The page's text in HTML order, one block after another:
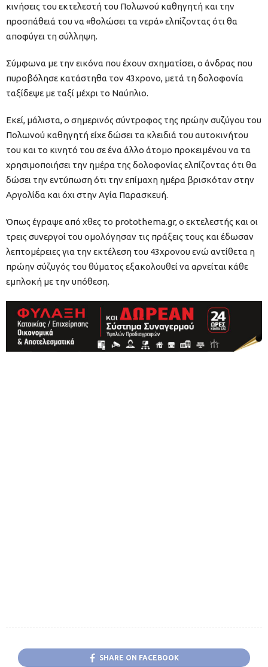
κινήσεις του εκτελεστή του Πολωνού καθηγητή και την
προσπάθειά του να «θολώσει τα νερά» ελπίζοντας ότι θα
αποφύγει τη σύλληψη.
Σύμφωνα με την εικόνα που έχουν σχηματίσει, ο άνδρας που
πυροβόλησε κατάστηθα τον 43χρονο, μετά τη δολοφονία
ταξίδεψε με ταξί μέχρι το Ναύπλιο.
Εκεί, μάλιστα, ο σημερινός σύντροφος της πρώην συζύγου του
Πολωνού καθηγητή είχε δώσει τα κλειδιά του αυτοκινήτου
του και το κινητό του σε ένα άλλο άτομο προκειμένου να τα
χρησιμοποιήσει την ημέρα της δολοφονίας ελπίζοντας ότι θα
δώσει την εντύπωση ότι την επίμαχη ημέρα βρισκόταν στην
Αργολίδα και όχι στην Αγία Παρασκευή.
Όπως έγραψε από χθες το protothema.gr, ο εκτελεστής και οι
τρεις συνεργοί του ομολόγησαν τις πράξεις τους και έδωσαν
λεπτομέρειες για την εκτέλεση του 43χρονου ενώ αντίθετα η
πρώην σύζυγός του θύματος εξακολουθεί να αρνείται κάθε
εμπλοκή με την υπόθεση.
SHARE ON FACEBOOK